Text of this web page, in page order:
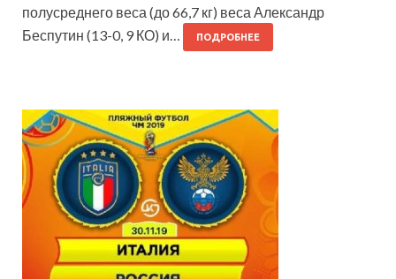
полусреднего веса (до 66,7 кг) веса Александр
Беспутин (13-0, 9 КО) и…
ПОДРОБНЕЕ